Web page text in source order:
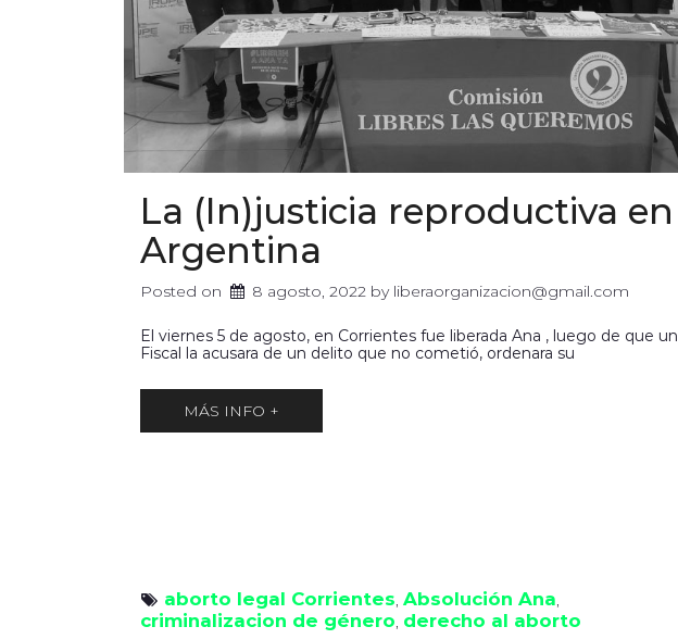
La (In)justicia reproductiva en
Argentina
Posted on 8 agosto, 2022 by liberaorganizacion@gmail.com
El viernes 5 de agosto, en Corrientes fue liberada Ana , luego de que un
Fiscal la acusara de un delito que no cometió, ordenara su
MÁS INFO +
aborto legal Corrientes, Absolución Ana
criminalizacion de género, derecho al aborto